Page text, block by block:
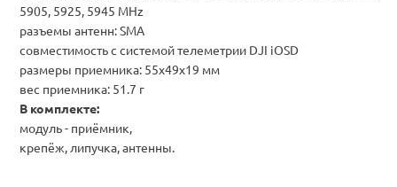
5905, 5925, 5945 MHz
разъемы антенн: SMA
совместимость с системой телеметрии DJI iOSD
размеры приемника: 55x49x19 мм
вес приемника: 51.7 г
В комплекте:
модуль - приёмник,
крепёж, липучка, антенны.